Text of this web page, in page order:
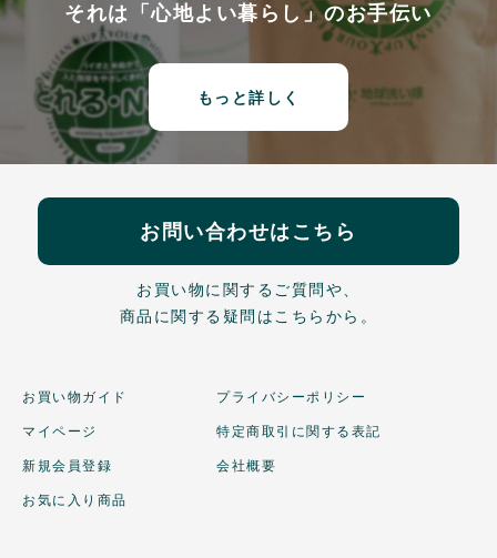
それは「心地よい暮らし」のお手伝い
もっと詳しく
お問い合わせはこちら
お買い物に関するご質問や、
商品に関する疑問はこちらから。
お買い物ガイド
マイページ
新規会員登録
お気に入り商品
プライバシーポリシー
特定商取引に関する表記
会社概要